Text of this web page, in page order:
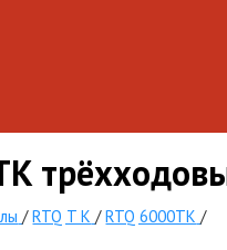
/RTQ T K /RTQ 6000TK /